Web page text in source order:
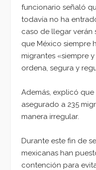
funcionario señaló
todavía no ha
caso de llegar verán
que México siempre
migrantes «siempre
ordena, segura y
Además, explicó
asegurado a 235
manera irregular.
Durante este fin de
mexicanas han
contención para